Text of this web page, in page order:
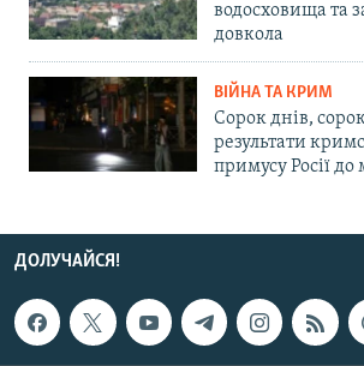
водосховища та
довкола
ВІЙНА ТА КРИМ
Сорок днів,
результати
примусу Росії до
ДОЛУЧАЙСЯ!